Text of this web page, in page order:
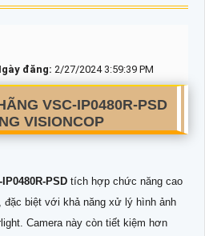
đăng: 2/27/2024 3:59:39 PM
VSC-IP0480R-PSD
VISIONCOP
IP0480R-PSD tích hợp chức năng cao
đặc biệt với khả năng xử lý hình ảnh
Camera này còn tiết kiệm hơn